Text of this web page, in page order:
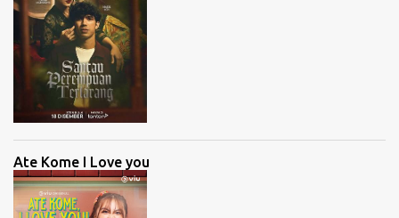
Ate Kome I Love you